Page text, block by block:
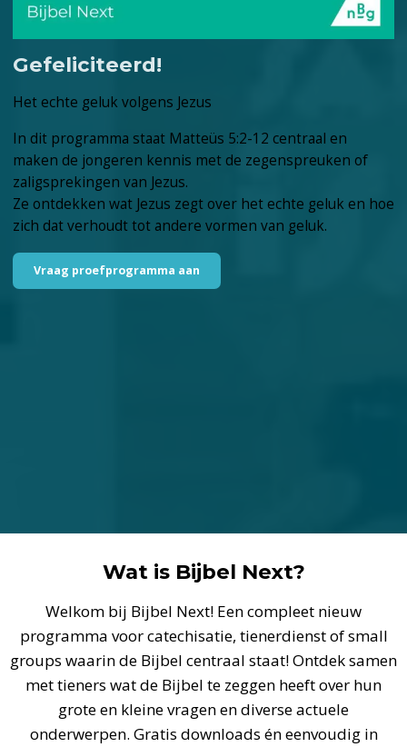
Gefeliciteerd!
Het echte geluk volgens Jezus
In dit programma staat Matteüs 5:2-12 centraal en
maken de jongeren kennis met de zegenspreuken of
zaligsprekingen van Jezus.
Ze ontdekken wat Jezus zegt over het echte geluk en hoe
zich dat verhoudt tot andere vormen van geluk.
Vraag proefprogramma aan
Wat is Bijbel Next?
Welkom bij Bijbel Next! Een compleet nieuw
programma voor catechisatie, tienerdienst of small
groups waarin de Bijbel centraal staat! Ontdek samen
met tieners wat de Bijbel te zeggen heeft over hun
grote en kleine vragen en diverse actuele
onderwerpen. Gratis downloads én eenvoudig in